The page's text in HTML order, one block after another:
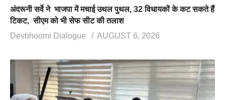
अंदरूनी सर्वे ने भाजपा में मचाई उथल पुथल, 32 विधायकों के कट सकते हैं
टिकट, सीएम को भी सेफ सीट की तलाश
Devbhoomi Dialogue
AUGUST 6, 2026